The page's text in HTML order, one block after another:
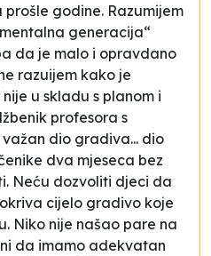
godine. Razumijem
generacija“
da je malo i opravdano
razuijem kako je
u skladu s planom i
profesora s
dio gradiva... dio
dva mjeseca bez
Neću dozvoliti djeci da
cijelo gradivo koje
Niko nije našao pare na
da imamo adekvatan